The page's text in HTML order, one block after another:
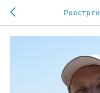
Реестр